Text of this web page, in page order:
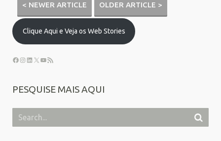
< NEWER ARTICLE OLDER ARTICLE >
Clique Aqui e Veja os Web Stories
PESQUISE MAIS AQUI